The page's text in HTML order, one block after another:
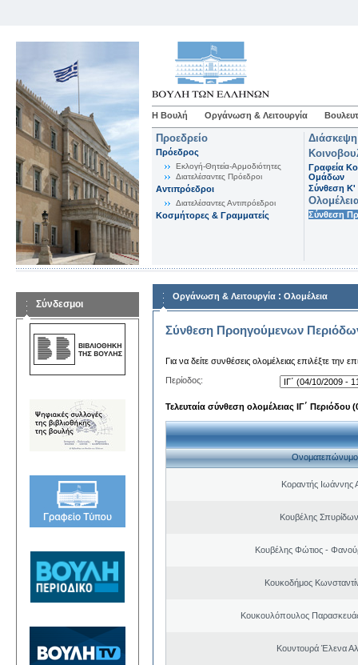
Η Βουλή Οργάνωση & Λειτουργία
Προεδρείο
Πρόεδρος
Εκλογή-Θητεία-Αρμοδιότητες
Διατελέσαντες Πρόεδροι
Αντιπρόεδροι
Διατελέσαντες Αντιπρόεδροι
Κοσμήτορες & Γραμματείς
Γραφεία
Ομάδων
Σύνθεση K'
Σύνθεση
Σύνδεσμοι
Οργάνωση & Λειτουργία : Ολομέλεια
Σύνθεση Προηγούμενων
Για να δείτε συνθέσεις ολομέλειας επιλέξτε την
Περίοδος:
Τελευταία σύνθεση ολομέλειας ΙΓ΄ Περιόδου
Ονοματεπώνυμο
Κοραντής Ιωάννης
Κουβέλης
Κουβέλης Φώτιος -
Κουκοδήμος
Κουκουλόπουλος
Κουντουρά Έλενα